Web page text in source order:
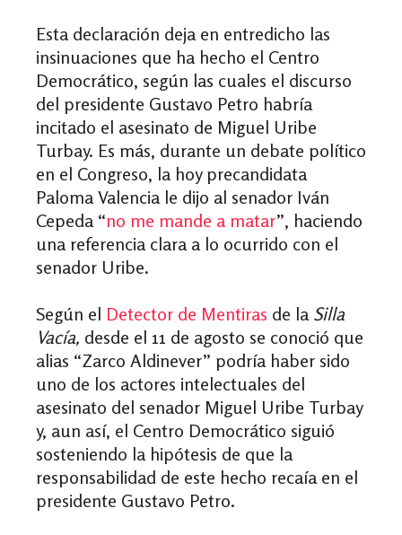
Esta declaración deja en entredicho las
insinuaciones que ha hecho el Centro
Democrático, según las cuales el discurso
del presidente Gustavo Petro habría
incitado el asesinato de Miguel Uribe
Turbay. Es más, durante un debate político
en el Congreso, la hoy precandidata
Paloma Valencia le dijo al senador Iván
Cepeda “no me mande a matar”, haciendo
una referencia clara a lo ocurrido con el
senador Uribe.
Según el Detector de Mentiras de la Silla
Vacía, desde el 11 de agosto se conoció que
alias “Zarco Aldinever” podría haber sido
uno de los actores intelectuales del
asesinato del senador Miguel Uribe Turbay
y, aun así, el Centro Democrático siguió
sosteniendo la hipótesis de que la
responsabilidad de este hecho recaía en el
presidente Gustavo Petro.